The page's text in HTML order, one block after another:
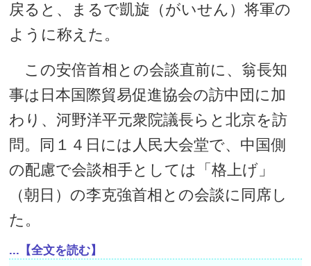
戻ると、まるで凱旋（がいせん）将軍の
ように称えた。
この安倍首相との会談直前に、翁長知
事は日本国際貿易促進協会の訪中団に加
わり、河野洋平元衆院議長らと北京を訪
問。同１４日には人民大会堂で、中国側
の配慮で会談相手としては「格上げ」
（朝日）の李克強首相との会談に同席し
た。
...【全文を読む】